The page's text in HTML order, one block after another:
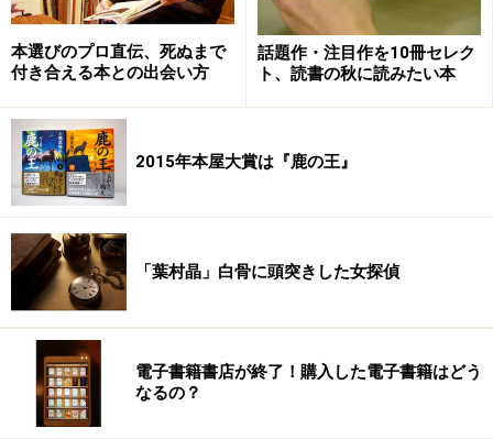
本選びのプロ直伝、死ぬまで
付き合える本との出会い方
話題作・注目作を10冊セレク
ト、読書の秋に読みたい本
2015年本屋大賞は『鹿の王』
「葉村晶」白骨に頭突きした女探偵
電子書籍書店が終了！購入した電子書籍はどう
なるの？